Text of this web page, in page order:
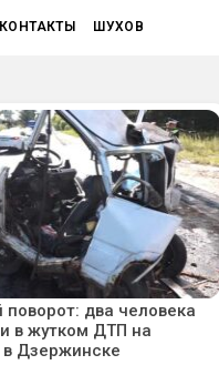
КОНТАКТЫ ШУХОВ